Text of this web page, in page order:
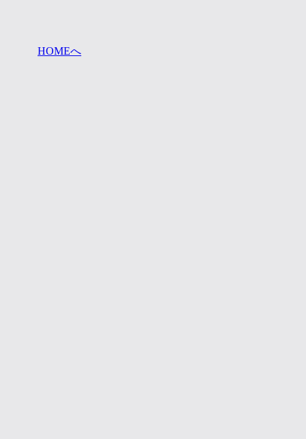
HOMEへ